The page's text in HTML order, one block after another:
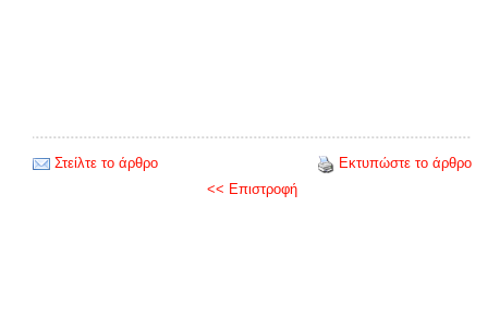
Στείλτε το άρθρο
Εκτυπώστε το άρθρο
<< Επιστροφή